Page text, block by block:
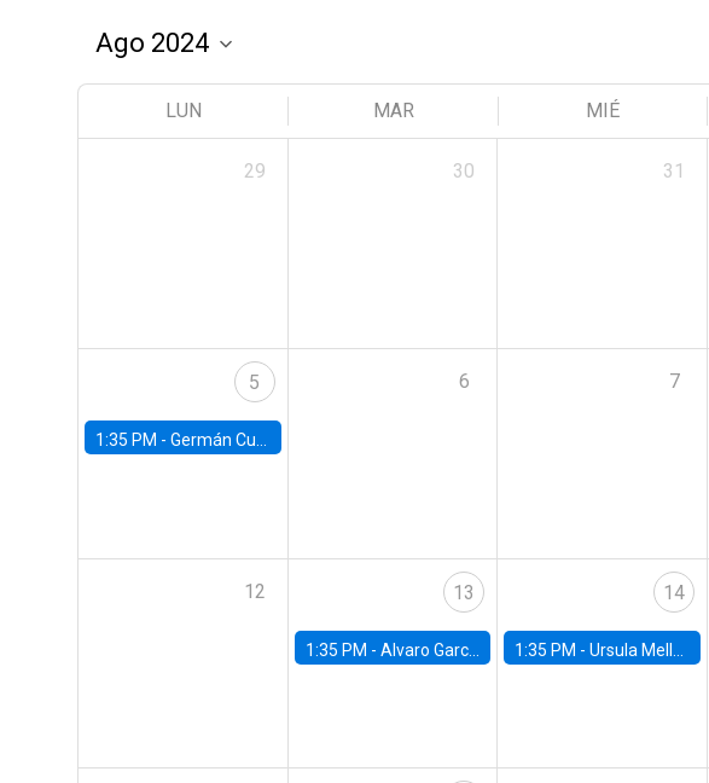
LUN MAR MIÉ
29 30 31
5
1:35 PM - Germán Cubas, University of Houston
6 7
12 13
1:35 PM - Alvaro Garcia-Marin, Universidad de Los Andes
14
1:35 PM -Ursula Mello, Insper - Institute of Education and Research